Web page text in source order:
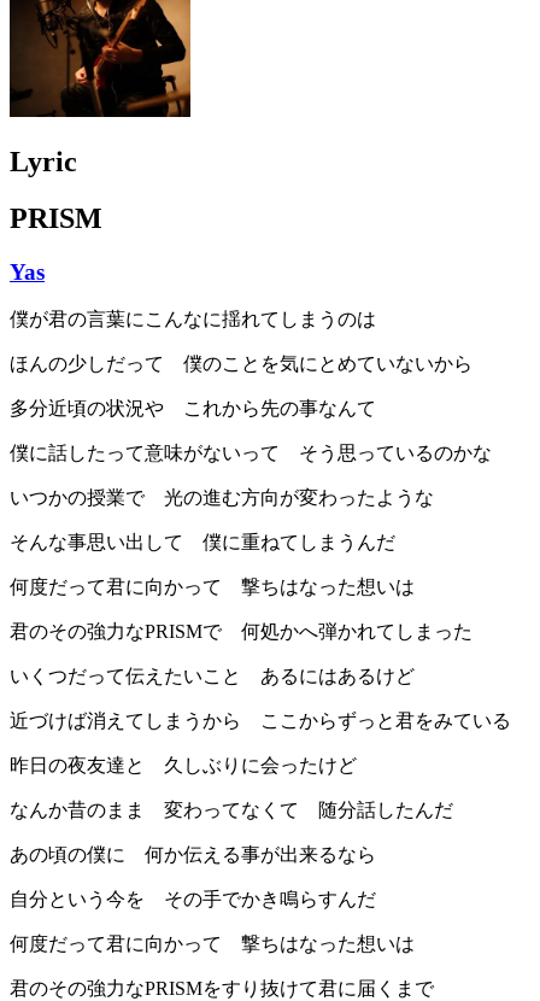
Lyric
PRISM
Yas
僕が君の言葉にこんなに揺れてしまうのは
ほんの少しだって 僕のことを気にとめていないから
多分近頃の状況や これから先の事なんて
僕に話したって意味がないって そう思っているのかな
いつかの授業で 光の進む方向が変わったような
そんな事思い出して 僕に重ねてしまうんだ
何度だって君に向かって 撃ちはなった想いは
君のその強力なPRISMで 何処かへ弾かれてしまった
いくつだって伝えたいこと あるにはあるけど
近づけば消えてしまうから ここからずっと君をみている
昨日の夜友達と 久しぶりに会ったけど
なんか昔のまま 変わってなくて 随分話したんだ
あの頃の僕に 何か伝える事が出来るなら
自分という今を その手でかき鳴らすんだ
何度だって君に向かって 撃ちはなった想いは
君のその強力なPRISMをすり抜けて君に届くまで